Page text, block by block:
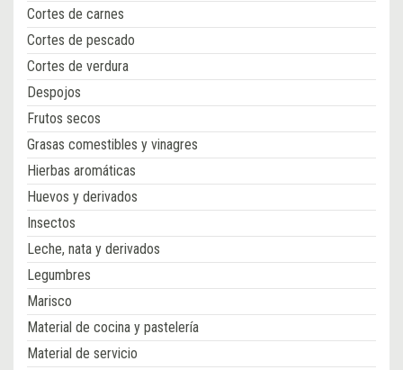
Cortes de carnes
Cortes de pescado
Cortes de verdura
Despojos
Frutos secos
Grasas comestibles y vinagres
Hierbas aromáticas
Huevos y derivados
Insectos
Leche, nata y derivados
Legumbres
Marisco
Material de cocina y pastelería
Material de servicio